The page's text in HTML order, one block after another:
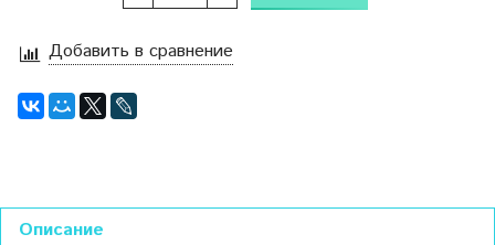
Добавить в сравнение
Описание